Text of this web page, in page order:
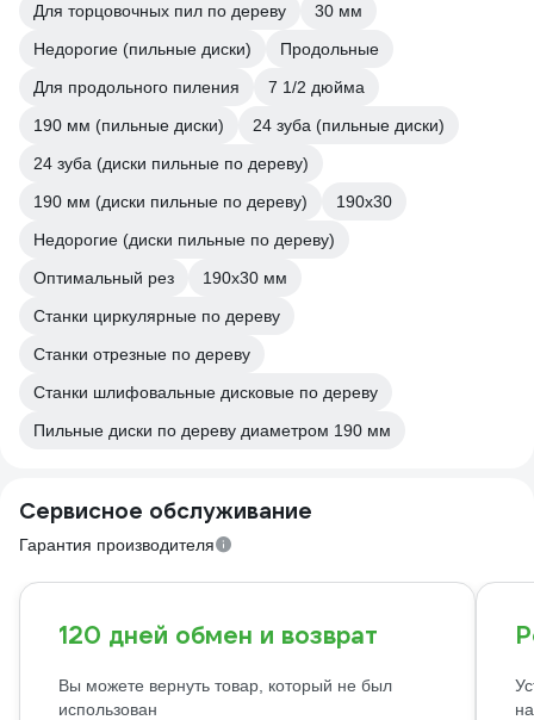
Для торцовочных пил по дереву
30 мм
Недорогие (пильные диски)
Продольные
Для продольного пиления
7 1/2 дюйма
190 мм (пильные диски)
24 зуба (пильные диски)
24 зуба (диски пильные по дереву)
190 мм (диски пильные по дереву)
190х30
Недорогие (диски пильные по дереву)
Оптимальный рез
190х30 мм
Станки циркулярные по дереву
Станки отрезные по дереву
Станки шлифовальные дисковые по дереву
Пильные диски по дереву диаметром 190 мм
Сервисное обслуживание
Гарантия производителя
120 дней обмен и возврат
Вы можете вернуть товар, который не был
использован